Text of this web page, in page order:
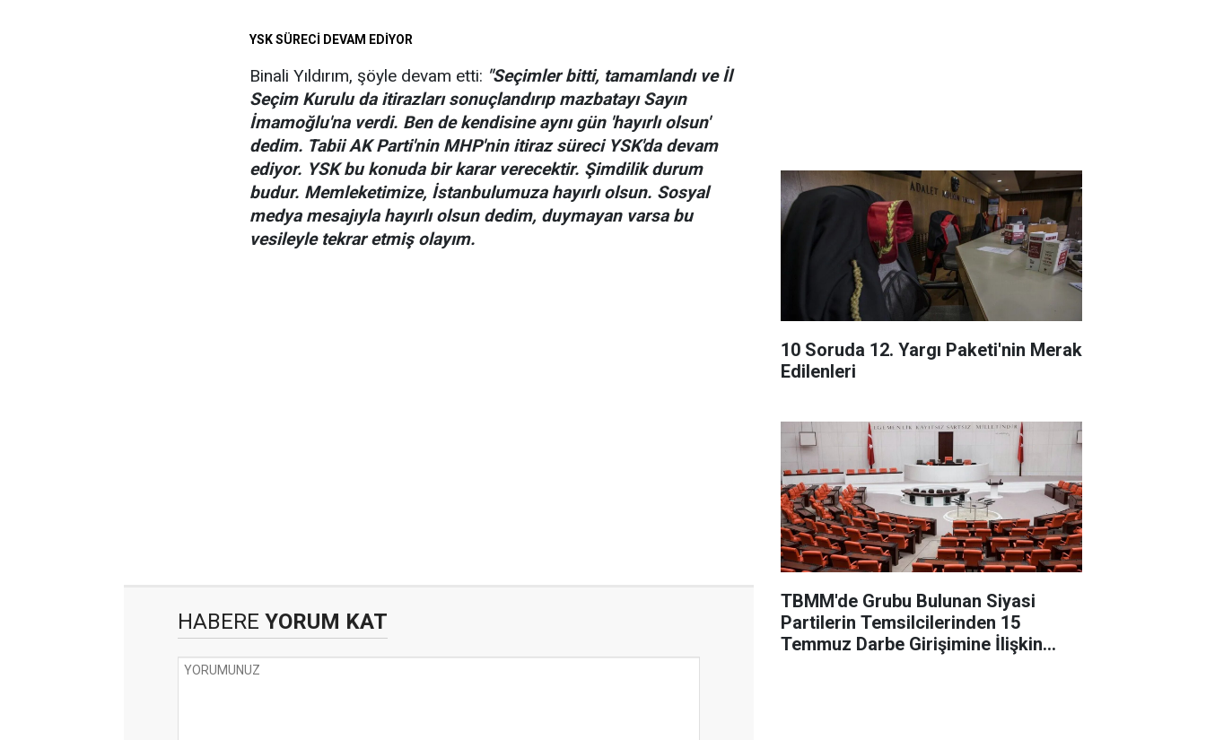
YSK SÜRECİ DEVAM EDİYOR
Binali Yıldırım, şöyle devam etti: "Seçimler bitti, tamamlandı ve İl
Seçim Kurulu da itirazları sonuçlandırıp mazbatayı Sayın
İmamoğlu'na verdi. Ben de kendisine aynı gün 'hayırlı olsun'
dedim. Tabii AK Parti'nin MHP'nin itiraz süreci YSK'da devam
ediyor. YSK bu konuda bir karar verecektir. Şimdilik durum
budur. Memleketimize, İstanbulumuza hayırlı olsun. Sosyal
medya mesajıyla hayırlı olsun dedim, duymayan varsa bu
vesileyle tekrar etmiş olayım.
HABERE YORUM KAT
10 Soruda 12. Yargı Paketi'nin Merak
Edilenleri
TBMM'de Grubu Bulunan Siyasi
Partilerin Temsilcilerinden 15
Temmuz Darbe Girişimine İlişkin